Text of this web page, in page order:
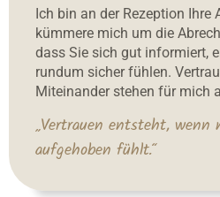
Ich bin an der Rezeption Ihre
kümmere mich um die
dass Sie sich gut informiert,
rundum sicher fühlen.
Miteinander stehen für mich
„Vertrauen entsteht, wenn
aufgehoben fühlt.“